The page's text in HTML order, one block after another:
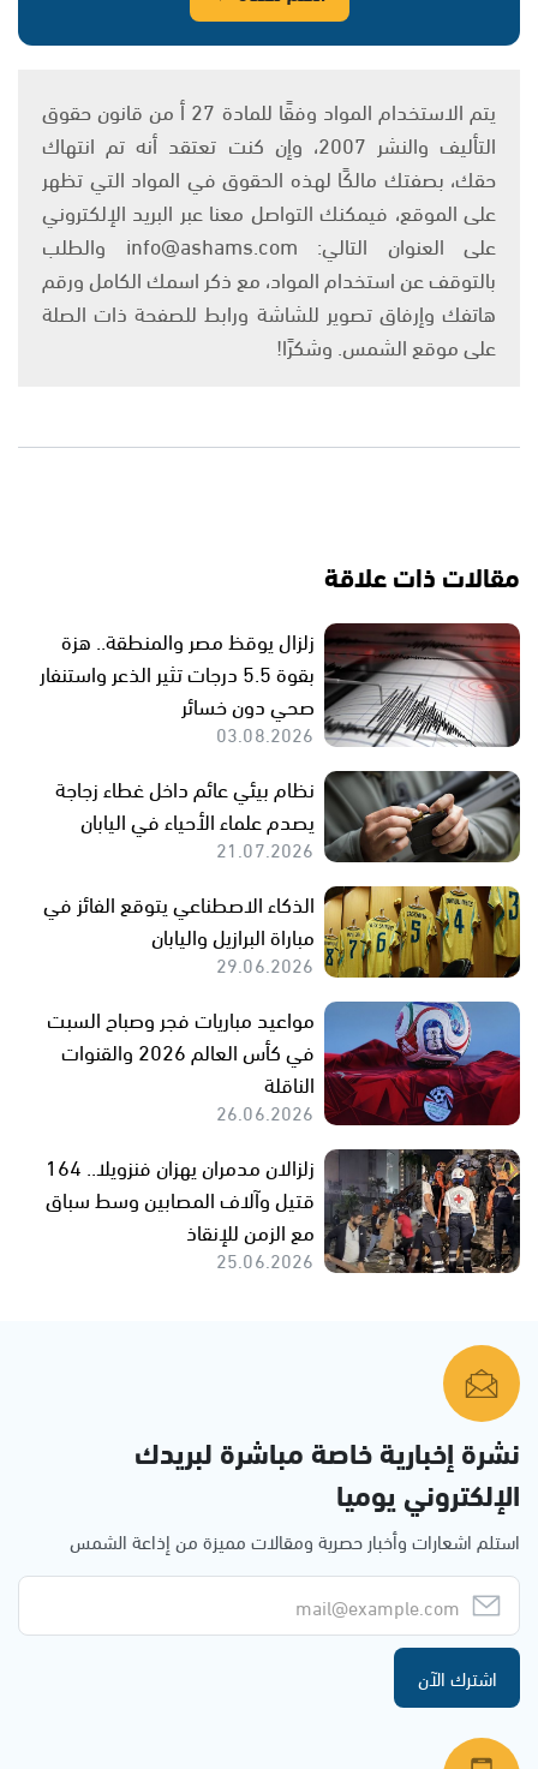
يتم الاستخدام المواد وفقًا للمادة 27 أ من قانون حقوق
التأليف والنشر 2007، وإن كنت تعتقد أنه تم انتهاك
حقك، بصفتك مالكًا لهذه الحقوق في المواد التي تظهر
على الموقع، فيمكنك التواصل معنا عبر البريد الإلكتروني
على العنوان التالي: info@ashams.com والطلب
بالتوقف عن استخدام المواد، مع ذكر اسمك الكامل ورقم
هاتفك وإرفاق تصوير للشاشة ورابط للصفحة ذات الصلة
على موقع الشمس. وشكرًا!
مقالات ذات علاقة
زلزال يوقظ مصر والمنطقة.. هزة
بقوة 5.5 درجات تثير الذعر واستنفار
صحي دون خسائر
03.08.2026
نظام بيئي عائم داخل غطاء زجاجة
يصدم علماء الأحياء في اليابان
21.07.2026
الذكاء الاصطناعي يتوقع الفائز في
مباراة البرازيل واليابان
29.06.2026
مواعيد مباريات فجر وصباح السبت
في كأس العالم 2026 والقنوات
الناقلة
26.06.2026
زلزالان مدمران يهزان فنزويلا.. 164
قتيل وآلاف المصابين وسط سباق
مع الزمن للإنقاذ
25.06.2026
نشرة إخبارية خاصة مباشرة لبريدك
الإلكتروني يوميا
استلم اشعارات وأخبار حصرية ومقالات مميزة من إذاعة الشمس
اشترك الآن